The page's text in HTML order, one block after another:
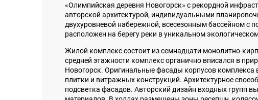
«Олимпийская деревня Новогорск» с рекордной
авторской архитектурой, индивидуальными
двухуровневой набережной, всесезонным бассейном с
расположен на берегу реки в уникальном
Жилой комплекс состоит из семнадцати монолитно-
средней этажности комплекс органично вписался в
Новогорск. Оригинальные фасады корпусов
плитки и витражных конструкций. Архитектурное
подсветка фасадов. Авторский дизайн входных групп